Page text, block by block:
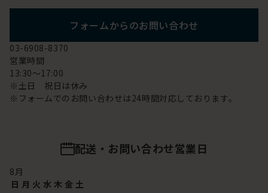
フォームからのお問い合わせ
03-6908-8370
営業時間
13:30～17:00
※土日 祝日は休み
※フォームでのお問い合わせは24時間対応しております。
配送・お問い合わせ営業日
8月
日 月 火 水 木 金 土